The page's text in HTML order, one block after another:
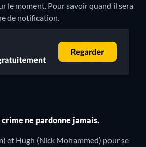
le moment. Pour savoir quand il sera
de notification.
ne pardonne jamais.
et Hugh (Nick Mohammed) pour se